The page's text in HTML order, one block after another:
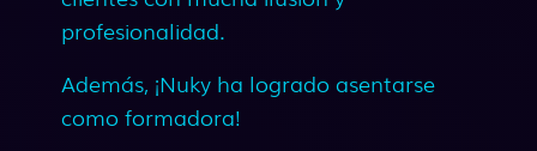
profesionalidad.
Además, ¡Nuky ha logrado asentarse
como formadora!